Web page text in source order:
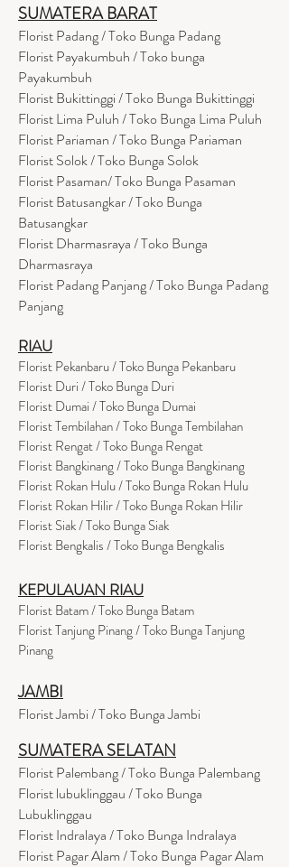
SUMATERA BARAT
Florist Padang / Toko Bunga Padang
Florist Payakumbuh / Toko bunga
Payakumbuh
Florist Bukittinggi / Toko Bunga Bukittinggi
Florist Lima Puluh / Toko Bunga Lima Puluh
Florist Pariaman / Toko Bunga Pariaman
Florist Solok / Toko Bunga Solok
Florist Pasaman/ Toko Bunga Pasaman
Florist Batusangkar / Toko Bunga
Batusangkar
Florist Dharmasraya / Toko Bunga
Dharmasraya
Florist Padang Panjang / Toko Bunga Padang
Panjang
RIAU
Florist Pekanbaru / Toko Bunga Pekanbaru
Florist Duri / Toko Bunga Duri
Florist Dumai / Toko Bunga Dumai
Florist Tembilahan / Toko Bunga Tembilahan
Florist Rengat / Toko Bunga Rengat
Florist Bangkinang / Toko Bunga Bangkinang
Florist Rokan Hulu / Toko Bunga Rokan Hulu
Florist Rokan Hilir / Toko Bunga Rokan Hilir
Florist Siak / Toko Bunga Siak
Florist Bengkalis / Toko Bunga Bengkalis
KEPULAUAN RIAU
Florist Batam / Toko Bunga Batam
Florist Tanjung Pinang / Toko Bunga Tanjung
Pinang
JAMBI
Florist Jambi / Toko Bunga Jambi
SUMATERA SELATAN
Florist Palembang / Toko Bunga Palembang
Florist lubuklinggau / Toko Bunga
Lubuklinggau
Florist Indralaya / Toko Bunga Indralaya
Florist Pagar Alam / Toko Bunga Pagar Alam